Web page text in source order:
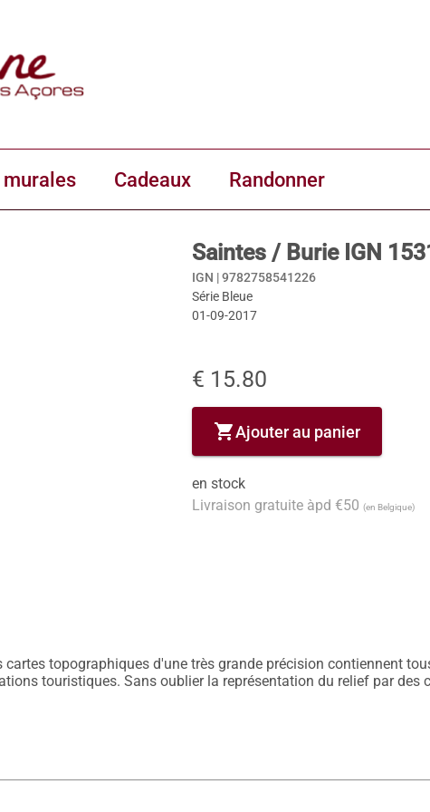
murales Cadeaux Randonner
Saintes / Burie IGN
IGN |9782758541226
Série Bleue
01-09-2017
€ 15.80
shopping_cartAjouter au panier
en stock
Livraison gratuite àpd €50 (en Belgique)
cartes topographiques d'une très grande précision contiennent
touristiques. Sans oublier la représentation du relief par des